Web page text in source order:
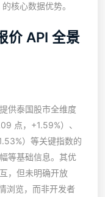
的核心数据优势。
价 API 全景
供泰国股市全维度
点，+1.59%）、
）等关键指数的
等基础信息。其优
，但未明确开放
浏览，而非开发者